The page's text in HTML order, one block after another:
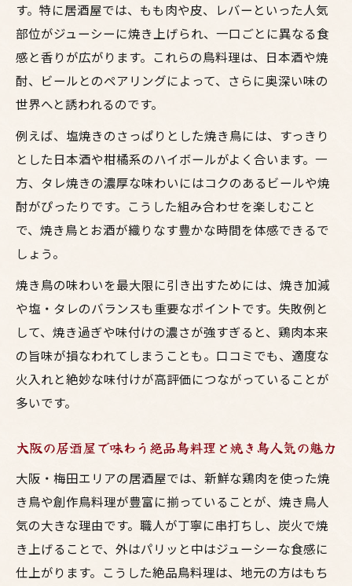
す。特に居酒屋では、もも肉や皮、レバーといった人気
部位がジューシーに焼き上げられ、一口ごとに異なる食
感と香りが広がります。これらの鳥料理は、日本酒や焼
酎、ビールとのペアリングによって、さらに奥深い味の
世界へと誘われるのです。
例えば、塩焼きのさっぱりとした焼き鳥には、すっきり
とした日本酒や柑橘系のハイボールがよく合います。一
方、タレ焼きの濃厚な味わいにはコクのあるビールや焼
酎がぴったりです。こうした組み合わせを楽しむこと
で、焼き鳥とお酒が織りなす豊かな時間を体感できるで
しょう。
焼き鳥の味わいを最大限に引き出すためには、焼き加減
や塩・タレのバランスも重要なポイントです。失敗例と
して、焼き過ぎや味付けの濃さが強すぎると、鶏肉本来
の旨味が損なわれてしまうことも。口コミでも、適度な
火入れと絶妙な味付けが高評価につながっていることが
多いです。
大阪の居酒屋で味わう絶品鳥料理と焼き鳥人気の魅力
大阪・梅田エリアの居酒屋では、新鮮な鶏肉を使った焼
き鳥や創作鳥料理が豊富に揃っていることが、焼き鳥人
気の大きな理由です。職人が丁寧に串打ちし、炭火で焼
き上げることで、外はパリッと中はジューシーな食感に
仕上がります。こうした絶品鳥料理は、地元の方はもち